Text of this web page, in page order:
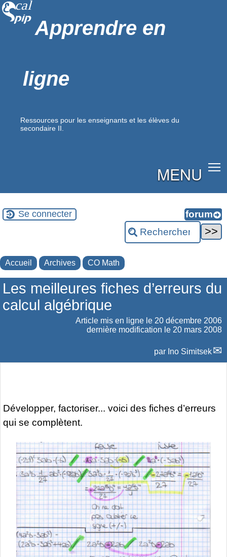
Apprendre en
ligne
Ressources pour les enseignants et les élèves du
secondaire II.
MENU
Se connecter
Accueil Archives CO Math
Les meilleures fiches d’erreurs du
calcul algébrique
Article mis en ligne le 20 décembre 2006
dernière modification le 20 mars 2008
par Ino Simitsek
Développer, factoriser... voici des fiches d’erreurs
qui se complètent.